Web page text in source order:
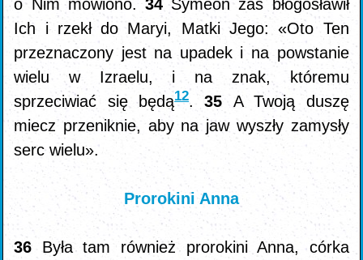
o Nim mówiono. 34 Symeon zaś błogosławił
Ich i rzekł do Maryi, Matki Jego: «Oto Ten
przeznaczony jest na upadek i na powstanie
wielu w Izraelu, i na znak, któremu
sprzeciwiać się będą12.35 A Twoją duszę
miecz przeniknie, aby na jaw wyszły zamysły
serc wielu».
Prorokini Anna
36 Była tam również prorokini Anna, córka